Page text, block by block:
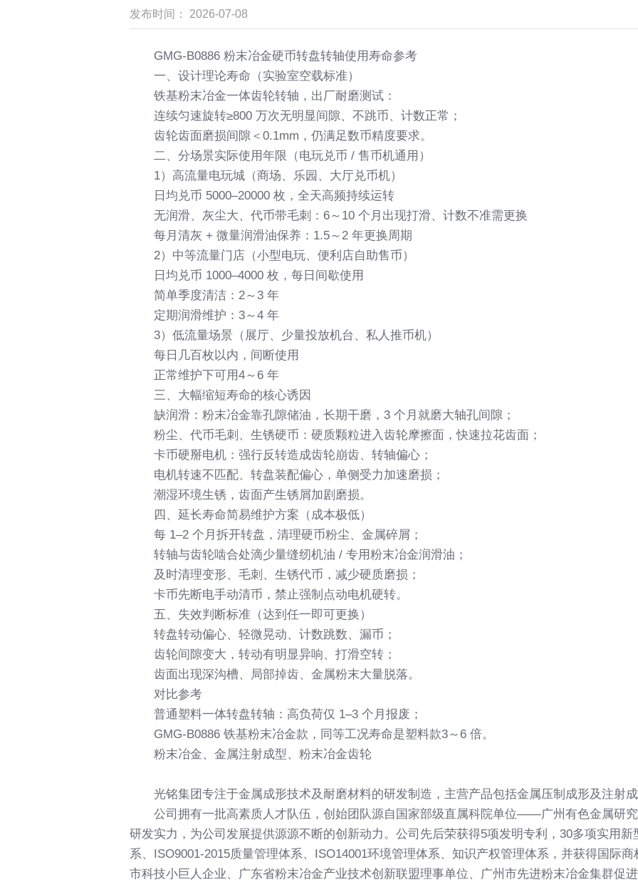
发布时间： 2026-07-08
GMG-B0886 粉末冶金硬币转盘转轴使用寿命参考
一、设计理论寿命（实验室空载标准）
铁基粉末冶金一体齿轮转轴，出厂耐磨测试：
连续匀速旋转≥800 万次无明显间隙、不跳币、计数正常；
齿轮齿面磨损间隙＜0.1mm，仍满足数币精度要求。
二、分场景实际使用年限（电玩兑币 / 售币机通用）
1）高流量电玩城（商场、乐园、大厅兑币机）
日均兑币 5000–20000 枚，全天高频持续运转
无润滑、灰尘大、代币带毛刺：6～10 个月出现打滑、计数不准需更换
每月清灰 + 微量润滑油保养：1.5～2 年更换周期
2）中等流量门店（小型电玩、便利店自助售币）
日均兑币 1000–4000 枚，每日间歇使用
简单季度清洁：2～3 年
定期润滑维护：3～4 年
3）低流量场景（展厅、少量投放机台、私人推币机）
每日几百枚以内，间断使用
正常维护下可用4～6 年
三、大幅缩短寿命的核心诱因
缺润滑：粉末冶金靠孔隙储油，长期干磨，3 个月就磨大轴孔间隙；
粉尘、代币毛刺、生锈硬币：硬质颗粒进入齿轮摩擦面，快速拉花齿面；
卡币硬掰电机：强行反转造成齿轮崩齿、转轴偏心；
电机转速不匹配、转盘装配偏心，单侧受力加速磨损；
潮湿环境生锈，齿面产生锈屑加剧磨损。
四、延长寿命简易维护方案（成本极低）
每 1–2 个月拆开转盘，清理硬币粉尘、金属碎屑；
转轴与齿轮啮合处滴少量缝纫机油 / 专用粉末冶金润滑油；
及时清理变形、毛刺、生锈代币，减少硬质磨损；
卡币先断电手动清币，禁止强制点动电机硬转。
五、失效判断标准（达到任一即可更换）
转盘转动偏心、轻微晃动、计数跳数、漏币；
齿轮间隙变大，转动有明显异响、打滑空转；
齿面出现深沟槽、局部掉齿、金属粉末大量脱落。
对比参考
普通塑料一体转盘转轴：高负荷仅 1–3 个月报废；
GMG-B0886 铁基粉末冶金款，同等工况寿命是塑料款3～6 倍。
粉末冶金、金属注射成型、粉末冶金齿轮
光铭集团专注于金属成形技术及耐磨材料的研发制造，主营产品包括金属压制成形及注射
公司拥有一批高素质人才队伍，创始团队源自国家部级直属科院单位——广州有色金属研
研发实力，为公司发展提供源源不断的创新动力。公司先后荣获得5项发明专利，30多项实用新
系、ISO9001-2015质量管理体系、ISO14001环境管理体系、知识产权管理体系，并获得国际
市科技小巨人企业、广东省粉末冶金产业技术创新联盟理事单位、广州市先进粉末冶金集群促